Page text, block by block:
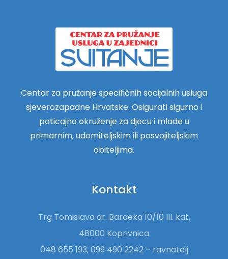
Centar za pružanje specifičnih socijalnih usluga
sjeverozapadne Hrvatske. Osigurati sigurno i
poticajno okruženje za djecu i mlade u
primarnim, udomiteljskim ili posvojiteljskim
obiteljima.
Kontakt
Trg Tomislava dr. Bardeka 10/10 III. kat,
48000 Koprivnica
048 655 193, 099 490 2242 – ravnatelj